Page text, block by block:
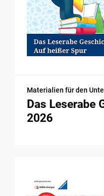
Materialien für den
Das Leserabe
2026